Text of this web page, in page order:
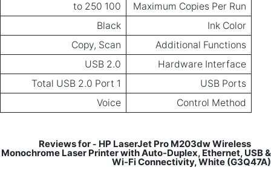
Maximum Copies Per Run
100 to 250
Ink Color
Black
Additional Functions
Copy, Scan
Hardware Interface
USB 2.0
USB Ports
1 Total USB 2.0 Port
Control Method
Voice
- HP LaserJet Pro M203dw Wireless
Monochrome Laser Printer with Auto-Duplex, Ethernet, USB &
Wi-Fi Connectivity, White (G3Q47A)